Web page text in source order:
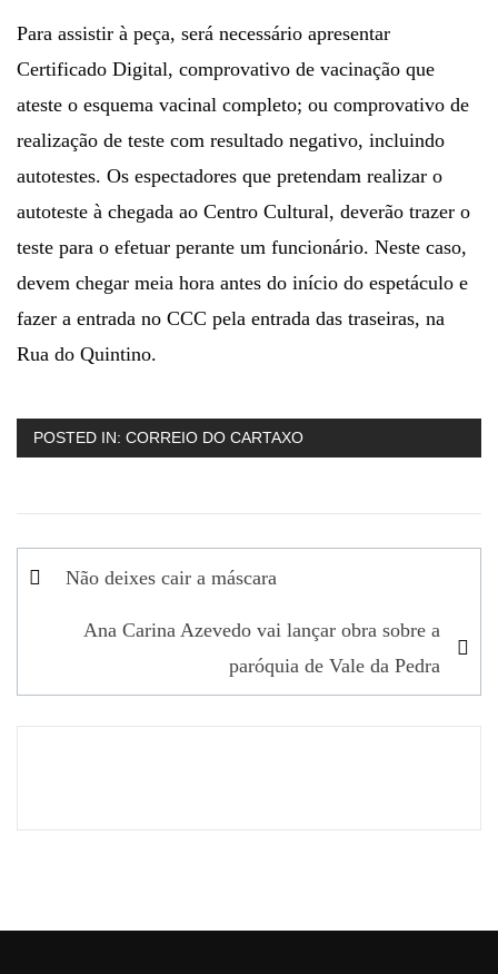
Para assistir à peça, será necessário apresentar
Certificado Digital, comprovativo de vacinação que
ateste o esquema vacinal completo; ou comprovativo de
realização de teste com resultado negativo, incluindo
autotestes. Os espectadores que pretendam realizar o
autoteste à chegada ao Centro Cultural, deverão trazer o
teste para o efetuar perante um funcionário. Neste caso,
devem chegar meia hora antes do início do espetáculo e
fazer a entrada no CCC pela entrada das traseiras, na
Rua do Quintino.
POSTED IN: CORREIO DO CARTAXO
Navegação
artigos
Não deixes cair a máscara
Ana Carina Azevedo vai lançar obra sobre a
paróquia de Vale da Pedra